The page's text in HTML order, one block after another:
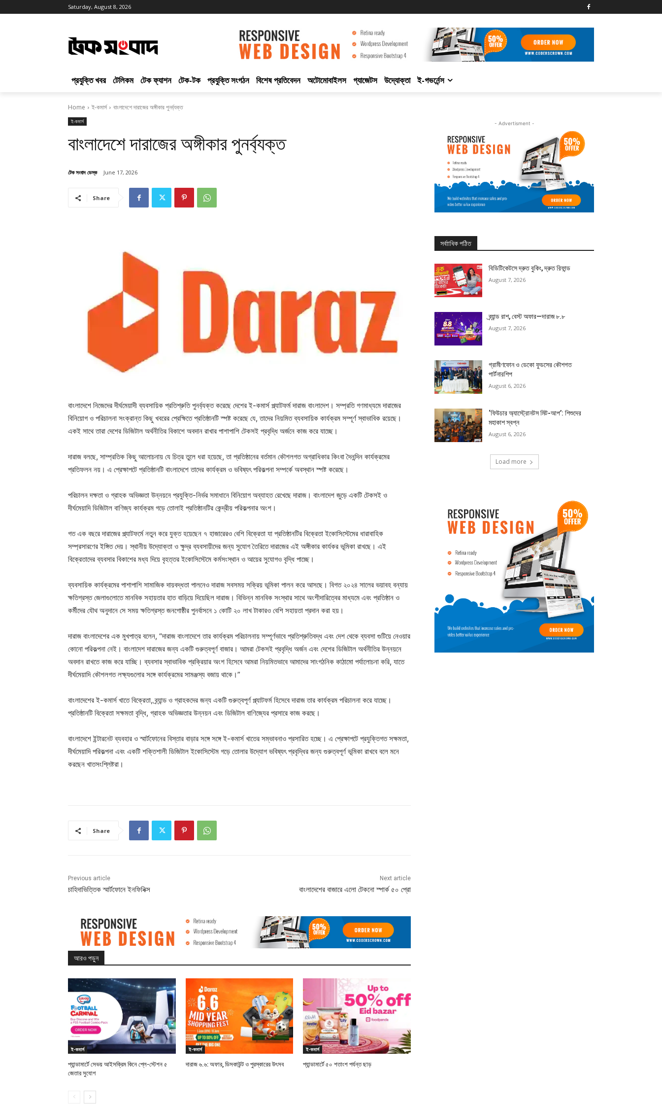
Saturday, August 8, 2026
প্রযুক্তি খবর টেলিকম টেক ফ্যাশন টেক-টক প্রযুক্তি সংগঠন বিশেষ প্রতিবেদন অটোমোবাইলস গ্যাজেটস উদ্যোক্তা ই-গভর্নেন্স
Home ই-কমার্স বাংলাদেশে দারাজের অঙ্গীকার পুনর্ব্যক্ত
ই-কমার্স
বাংলাদেশে দারাজের অঙ্গীকার পুনর্ব্যক্ত
টেক সংবাদ ডেস্ক June 17, 2026
Share
বাংলাদেশে নিজেদের দীর্ঘমেয়াদী ব্যবসায়িক প্রতিশ্রুতি পুনর্ব্যক্ত করেছে দেশের ই-কমার্স প্ল্যাটফর্ম দারাজ বাংলাদেশ। সম্প্রতি গণমাধ্যমে দারাজের
বিনিয়োগ ও পরিচালনা সংক্রান্ত কিছু খবরের প্রেক্ষিতে প্রতিষ্ঠানটি স্পষ্ট করেছে যে, তাদের নিয়মিত ব্যবসায়িক কার্যক্রম সম্পূর্ণ স্বাভাবিক রয়েছে।
একই সাথে তারা দেশের ডিজিটাল অর্থনীতির বিকাশে অবদান রাখার পাশাপাশি টেকসই প্রবৃদ্ধি অর্জনে কাজ করে যাচ্ছে।
দারাজ বলছে, সাম্প্রতিক কিছু আলোচনায় যে চিত্র তুলে ধরা হয়েছে, তা প্রতিষ্ঠানের বর্তমান কৌশলগত অগ্রাধিকার কিংবা দৈনন্দিন কার্যক্রমের
প্রতিফলন নয়। এ প্রেক্ষাপটে প্রতিষ্ঠানটি বাংলাদেশে তাদের কার্যক্রম ও ভবিষ্যৎ পরিকল্পনা সম্পর্কে অবস্থান স্পষ্ট করেছে।
পরিচালন দক্ষতা ও গ্রাহক অভিজ্ঞতা উন্নয়নে প্রযুক্তি-নির্ভর সমাধানে বিনিয়োগ অব্যাহত রেখেছে দারাজ। বাংলাদেশ জুড়ে একটি টেকসই ও
দীর্ঘমেয়াদি ডিজিটাল বাণিজ্য কার্যক্রম গড়ে তোলাই প্রতিষ্ঠানটির কেন্দ্রীয় পরিকল্পনার অংশ।
গত এক বছরে দারাজের প্ল্যাটফর্মে নতুন করে যুক্ত হয়েছেন ৭ হাজারেরও বেশি বিক্রেতা যা প্রতিষ্ঠানটির বিক্রেতা ইকোসিস্টেমের ধারাবাহিক
সম্প্রসারণের ইঙ্গিত দেয়। স্থানীয় উদ্যোক্তা ও ক্ষুদ্র ব্যবসায়ীদের জন্য সুযোগ তৈরিতে দারাজের এই অঙ্গীকার কার্যকর ভূমিকা রাখছে। এই
বিক্রেতাদের ব্যবসার বিকাশের মধ্য দিয়ে বৃহত্তর ইকোসিস্টেমে কর্মসংস্থান ও আয়ের সুযোগও বৃদ্ধি পাচ্ছে।
ব্যবসায়িক কার্যক্রমের পাশাপাশি সামাজিক দায়বদ্ধতা পালনেও দারাজ সবসময় সক্রিয় ভূমিকা পালন করে আসছে। বিগত ২০২৪ সালের ভয়াবহ বন্যায়
ক্ষতিগ্রস্ত জেলাগুলোতে মানবিক সহায়তার হাত বাড়িয়ে দিয়েছিল দারাজ। বিভিন্ন মানবিক সংস্থার সাথে অংশীদারিত্বের মাধ্যমে এবং প্রতিষ্ঠান ও
কর্মীদের যৌথ অনুদানে সে সময় ক্ষতিগ্রস্ত জনগোষ্ঠীর পুনর্বাসনে ১ কোটি ২০ লাখ টাকারও বেশি সহায়তা প্রদান করা হয়।
দারাজ বাংলাদেশের এক মুখপাত্র বলেন, “দারাজ বাংলাদেশে তার কার্যক্রম পরিচালনায় সম্পূর্ণভাবে প্রতিশ্রুতিবদ্ধ এবং দেশ থেকে ব্যবসা গুটিয়ে নেওয়ার
কোনো পরিকল্পনা নেই। বাংলাদেশ দারাজের জন্য একটি গুরুত্বপূর্ণ বাজার। আমরা টেকসই প্রবৃদ্ধি অর্জন এবং দেশের ডিজিটাল অর্থনীতির উন্নয়নে
অবদান রাখতে কাজ করে যাচ্ছি। ব্যবসার স্বাভাবিক প্রক্রিয়ার অংশ হিসেবে আমরা নিয়মিতভাবে আমাদের সাংগঠনিক কাঠামো পর্যালোচনা করি, যাতে
দীর্ঘমেয়াদি কৌশলগত লক্ষ্যগুলোর সঙ্গে কার্যক্রমের সামঞ্জস্য বজায় থাকে।”
বাংলাদেশের ই-কমার্স খাতে বিক্রেতা, ব্র্যান্ড ও গ্রাহকদের জন্য একটি গুরুত্বপূর্ণ প্ল্যাটফর্ম হিসেবে দারাজ তার কার্যক্রম পরিচালনা করে যাচ্ছে।
প্রতিষ্ঠানটি বিক্রেতা সক্ষমতা বৃদ্ধি, গ্রাহক অভিজ্ঞতার উন্নয়ন এবং ডিজিটাল বাণিজ্যের প্রসারে কাজ করছে।
বাংলাদেশে ইন্টারনেট ব্যবহার ও স্মার্টফোনের বিস্তার বাড়ার সঙ্গে সঙ্গে ই-কমার্স খাতের সম্ভাবনাও প্রসারিত হচ্ছে। এ প্রেক্ষাপটে প্রযুক্তিগত সক্ষমতা,
দীর্ঘমেয়াদি পরিকল্পনা এবং একটি শক্তিশালী ডিজিটাল ইকোসিস্টেম গড়ে তোলার উদ্যোগ ভবিষ্যৎ প্রবৃদ্ধির জন্য গুরুত্বপূর্ণ ভূমিকা রাখবে বলে মনে
করছেন খাতসংশ্লিষ্টরা।
Share
Previous article
চাহিদাভিত্তিক স্মার্টফোনে ইনফিনিক্স
Next article
বাংলাদেশের বাজারে এলো টেকনো স্পার্ক ৫০ প্রো
আরও পড়ুন
ই-কমার্স
প্যান্ডামার্টে সেভয় আইসক্রিম কিনে প্লে-স্টেশন ৫
জেতার সুযোগ
ই-কমার্স
দারাজ ৬.৬: অফার, ডিসকাউন্ট ও পুরস্কারের উৎসব
ই-কমার্স
প্যান্ডামার্টে ৫০ শতাংশ পর্যন্ত ছাড়
- Advertisment -
সর্বাাধিক পঠিত
বিডিটিকেটসে দ্রুত বুকিং, দ্রুত রিফান্ড
August 7, 2026
ব্র্যান্ড রাশ, বেস্ট অফার—দারাজ ৮.৮
August 7, 2026
গ্রামীণফোন ও ডেকো ফুডসের কৌশগত
পার্টনারশিপ
August 6, 2026
‘ফিউচার অ্যাস্ট্রোনটস মিট-আপ’: শিশুদের
মহাকাশ স্বপ্ন
August 6, 2026
Load more